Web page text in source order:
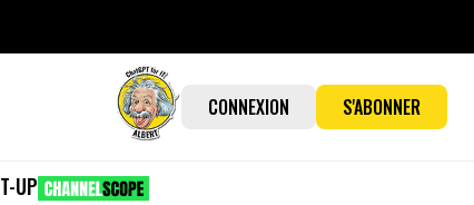
CONNEXION S'ABONNER
UP